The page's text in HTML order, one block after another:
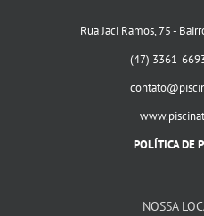
Rua Jaci Ramos, 75 -
(47) 3361-
POLÍTICA DE
NOSSA